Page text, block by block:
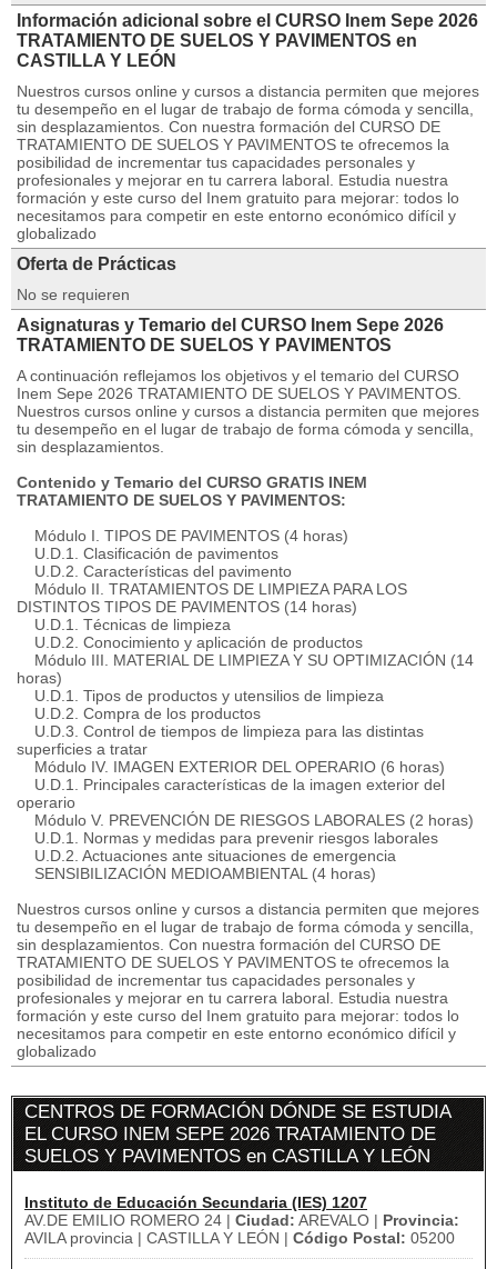
Información adicional sobre el CURSO Inem Sepe 2026
TRATAMIENTO DE SUELOS Y PAVIMENTOS en
CASTILLA Y LEÓN
Nuestros cursos online y cursos a distancia permiten que mejores
tu desempeño en el lugar de trabajo de forma cómoda y sencilla,
sin desplazamientos. Con nuestra formación del CURSO DE
TRATAMIENTO DE SUELOS Y PAVIMENTOS te ofrecemos la
posibilidad de incrementar tus capacidades personales y
profesionales y mejorar en tu carrera laboral. Estudia nuestra
formación y este curso del Inem gratuito para mejorar: todos lo
necesitamos para competir en este entorno económico difícil y
globalizado
Oferta de Prácticas
No se requieren
Asignaturas y Temario del CURSO Inem Sepe 2026
TRATAMIENTO DE SUELOS Y PAVIMENTOS
A continuación reflejamos los objetivos y el temario del CURSO
Inem Sepe 2026 TRATAMIENTO DE SUELOS Y PAVIMENTOS.
Nuestros cursos online y cursos a distancia permiten que mejores
tu desempeño en el lugar de trabajo de forma cómoda y sencilla,
sin desplazamientos.
Contenido y Temario del CURSO GRATIS INEM
TRATAMIENTO DE SUELOS Y PAVIMENTOS:
Módulo I. TIPOS DE PAVIMENTOS (4 horas)
U.D.1. Clasificación de pavimentos
U.D.2. Características del pavimento
Módulo II. TRATAMIENTOS DE LIMPIEZA PARA LOS
DISTINTOS TIPOS DE PAVIMENTOS (14 horas)
U.D.1. Técnicas de limpieza
U.D.2. Conocimiento y aplicación de productos
Módulo III. MATERIAL DE LIMPIEZA Y SU OPTIMIZACIÓN (14
horas)
U.D.1. Tipos de productos y utensilios de limpieza
U.D.2. Compra de los productos
U.D.3. Control de tiempos de limpieza para las distintas
superficies a tratar
Módulo IV. IMAGEN EXTERIOR DEL OPERARIO (6 horas)
U.D.1. Principales características de la imagen exterior del
operario
Módulo V. PREVENCIÓN DE RIESGOS LABORALES (2 horas)
U.D.1. Normas y medidas para prevenir riesgos laborales
U.D.2. Actuaciones ante situaciones de emergencia
SENSIBILIZACIÓN MEDIOAMBIENTAL (4 horas)
Nuestros cursos online y cursos a distancia permiten que mejores
tu desempeño en el lugar de trabajo de forma cómoda y sencilla,
sin desplazamientos. Con nuestra formación del CURSO DE
TRATAMIENTO DE SUELOS Y PAVIMENTOS te ofrecemos la
posibilidad de incrementar tus capacidades personales y
profesionales y mejorar en tu carrera laboral. Estudia nuestra
formación y este curso del Inem gratuito para mejorar: todos lo
necesitamos para competir en este entorno económico difícil y
globalizado
CENTROS DE FORMACIÓN DÓNDE SE ESTUDIA
EL CURSO INEM SEPE 2026 TRATAMIENTO DE
SUELOS Y PAVIMENTOS en CASTILLA Y LEÓN
Instituto de Educación Secundaria (IES) 1207
AV.DE EMILIO ROMERO 24 | Ciudad: AREVALO | Provincia:
AVILA provincia | CASTILLA Y LEÓN | Código Postal: 05200